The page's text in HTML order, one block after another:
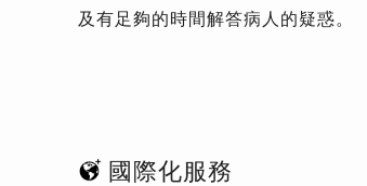
及有足夠的時間解答病人的疑惑。
國際化服務